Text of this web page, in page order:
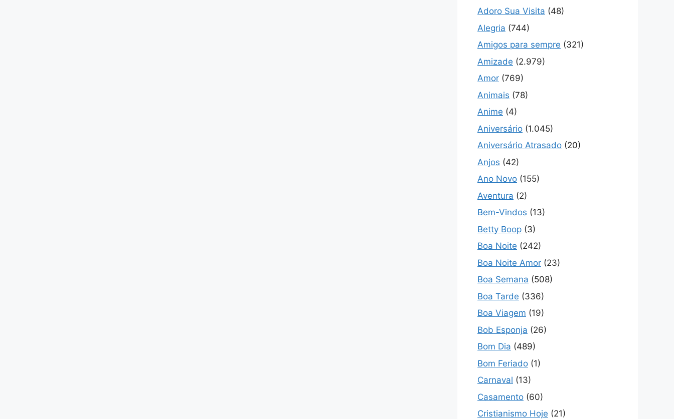
Adoro Sua Visita (48)
Alegria (744)
Amigos para sempre (321)
Amizade (2.979)
Amor (769)
Animais (78)
Anime (4)
Aniversário (1.045)
Aniversário Atrasado (20)
Anjos (42)
Ano Novo (155)
Aventura (2)
Bem-Vindos (13)
Betty Boop (3)
Boa Noite (242)
Boa Noite Amor (23)
Boa Semana (508)
Boa Tarde (336)
Boa Viagem (19)
Bob Esponja (26)
Bom Dia (489)
Bom Feriado (1)
Carnaval (13)
Casamento (60)
Cristianismo Hoje (21)